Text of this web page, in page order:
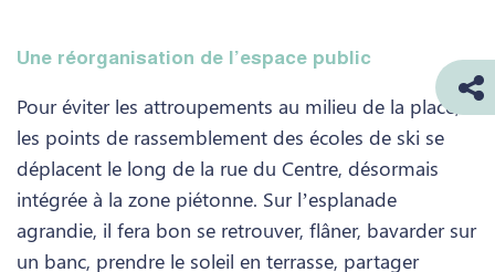
Une réorganisation de l’espace public
Pour éviter les attroupements au milieu de la place,
les points de rassemblement des écoles de ski se
déplacent le long de la rue du Centre, désormais
intégrée à la zone piétonne. Sur l’esplanade
agrandie, il fera bon se retrouver, flâner, bavarder sur
un banc, prendre le soleil en terrasse, partager